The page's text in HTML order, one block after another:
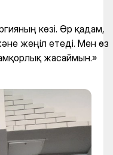
көзі. Әр қадам,
жеңіл етеді. Мен өз
жасаймын.»